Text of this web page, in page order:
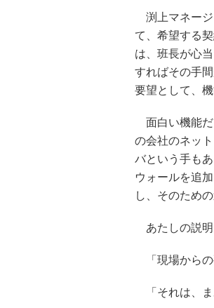
渕上マネージ
て、希望する
は、班長が心
すればその手
要望として、
面白い機能だ
の会社のネッ
バという手も
ウォールを追
し、そのため
あたしの説明
「現場からの
「それは、ま